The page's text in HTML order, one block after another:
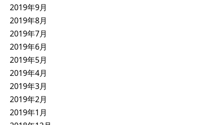
2019年9月
2019年8月
2019年7月
2019年6月
2019年5月
2019年4月
2019年3月
2019年2月
2019年1月